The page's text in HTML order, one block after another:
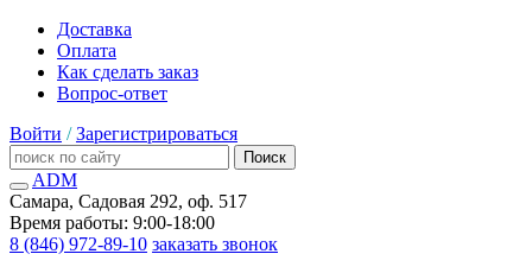
Доставка
Оплата
Как сделать заказ
Вопрос-ответ
Войти / Зарегистрироваться
Поиск
ADM
Самара, Садовая 292, оф. 517
Время работы: 9:00-18:00
8 (846) 972-89-10 заказать звонок